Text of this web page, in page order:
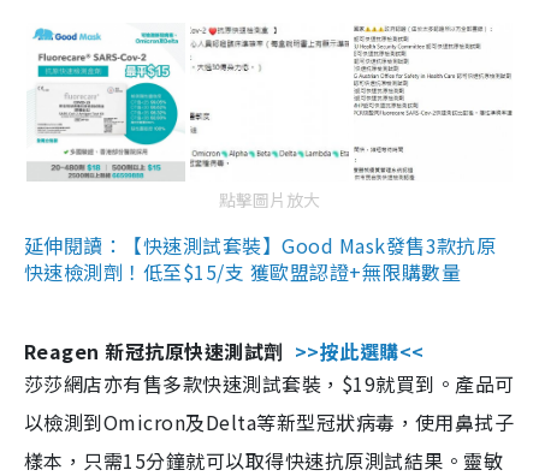
點擊圖片放大
延伸閱讀：【快速測試套裝】Good Mask發售3款抗原
快速檢測劑！低至$15/支 獲歐盟認證+無限購數量
Reagen 新冠抗原快速測試劑 >>按此選購<<
莎莎網店亦有售多款快速測試套裝，$19就買到。產品可
以檢測到Omicron及Delta等新型冠狀病毒，使用鼻拭子
樣本，只需15分鐘就可以取得快速抗原測試結果。靈敏